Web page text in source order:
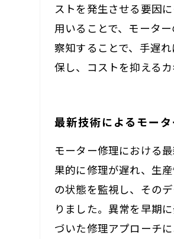
ストを発生させる要因
用いることで、モータ
察知することで、手遅
保し、コストを抑えるカ
最新技術によるモー
モーター修理における
果的に修理が遅れ、生
の状態を監視し、その
りました。異常を早期
づいた修理アプローチ